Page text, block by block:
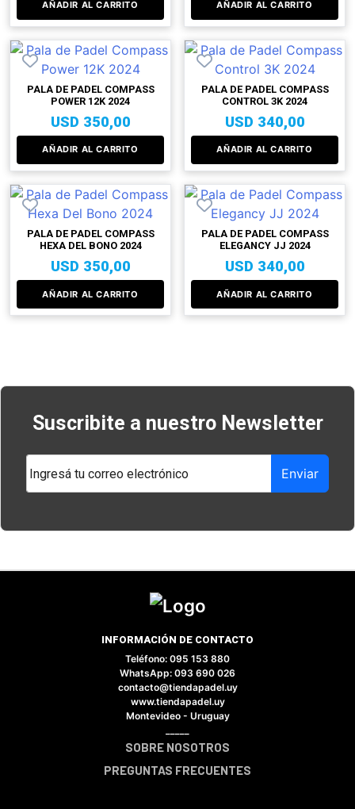
AÑADIR AL CARRITO AÑADIR AL CARRITO
PALA DE PADEL COMPASS
POWER 12K 2024
USD 350,00
AÑADIR AL CARRITO
PALA DE PADEL COMPASS
CONTROL 3K 2024
USD 340,00
AÑADIR AL CARRITO
PALA DE PADEL COMPASS
HEXA DEL BONO 2024
USD 350,00
AÑADIR AL CARRITO
PALA DE PADEL COMPASS
ELEGANCY JJ 2024
USD 340,00
AÑADIR AL CARRITO
Suscribite a nuestro Newsletter
Enviar
INFORMACIÓN DE CONTACTO
Teléfono: 095 153 880
WhatsApp: 093 690 026
contacto@tiendapadel.uy
www.tiendapadel.uy
Montevideo - Uruguay
SOBRE NOSOTROS
PREGUNTAS FRECUENTES
Tu carrito está vacío.